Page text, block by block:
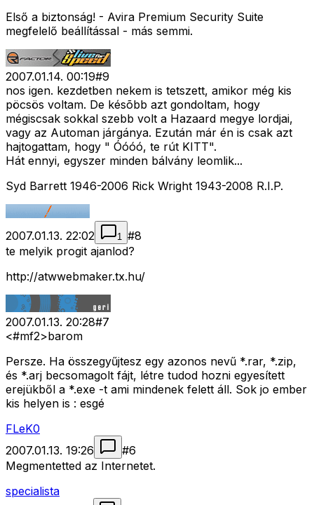
Első a biztonság! - Avira Premium Security Suite
megfelelő beállítással - más semmi.
2007.01.14. 00:19#9
nos igen. kezdetben nekem is tetszett, amikor még kis
pöcsös voltam. De késõbb azt gondoltam, hogy
mégiscsak sokkal szebb volt a Hazaard megye lordjai,
vagy az Automan járgánya. Ezután már én is csak azt
hajtogattam, hogy " Óóóó, te rút KITT".
Hát ennyi, egyszer minden bálvány leomlik...
Syd Barrett 1946-2006 Rick Wright 1943-2008 R.I.P.
2007.01.13. 22:02 1 #8
te melyik progit ajanlod?
http://atwwebmaker.tx.hu/
2007.01.13. 20:28#7
<#mf2>barom
Persze. Ha összegyűjtesz egy azonos nevű *.rar, *.zip,
és *.arj becsomagolt fájt, létre tudod hozni egyesített
erejükből a *.exe -t ami mindenek felett áll. Sok jo ember
kis helyen is : esgé
FLeK0
2007.01.13. 19:26
#6
Megmentetted az Internetet.
specialista